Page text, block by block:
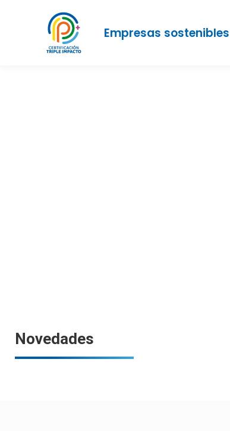
Empresas sostenibles
Novedades